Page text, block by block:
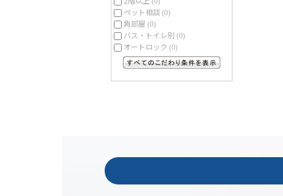
ペット相談 (0)
角部屋 (0)
バス・トイレ別 (0)
オートロック (0)